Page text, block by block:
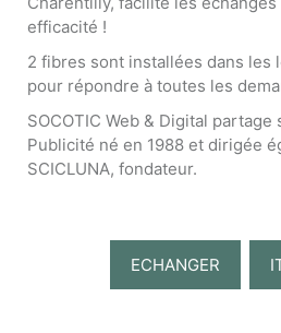
efficacité !
2 fibres sont installées dans les
pour répondre à toutes les
SOCOTIC Web & Digital partage
Publicité né en 1988 et dirigée
SCICLUNA, fondateur.
ECHANGER